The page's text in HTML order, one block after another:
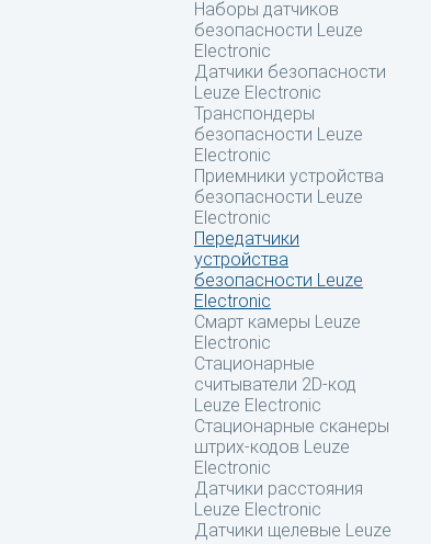
Наборы датчиков
безопасности Leuze
Electronic
Датчики безопасности
Leuze Electronic
Транспондеры
безопасности Leuze
Electronic
Приемники устройства
безопасности Leuze
Electronic
Передатчики
устройства
безопасности Leuze
Electronic
Смарт камеры Leuze
Electronic
Стационарные
считыватели 2D-код
Leuze Electronic
Стационарные сканеры
штрих-кодов Leuze
Electronic
Датчики расстояния
Leuze Electronic
Датчики щелевые Leuze